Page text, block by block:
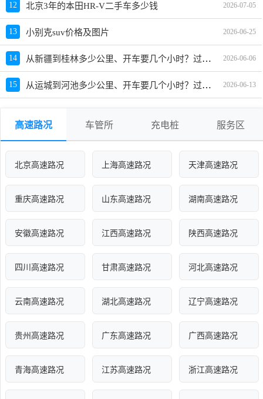
12 北京3年的本田HR-V二手车多少钱 2026-07-05
13 小别克suv价格及图片 2026-06-25
14 从新疆到桂林多少公里、开车要几个小时？过路费、油费等 2026-06-06
15 从运城到河池多少公里、开车要几个小时？过路费、油费等 2026-06-13
高速路况 车管所 充电桩 服务区
北京高速路况 上海高速路况 天津高速路况
重庆高速路况 山东高速路况 湖南高速路况
安徽高速路况 江西高速路况 陕西高速路况
四川高速路况 甘肃高速路况 河北高速路况
云南高速路况 湖北高速路况 辽宁高速路况
贵州高速路况 广东高速路况 广西高速路况
青海高速路况 江苏高速路况 浙江高速路况